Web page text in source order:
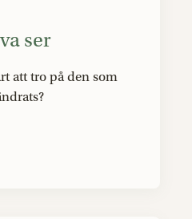
ser
att tro på den som